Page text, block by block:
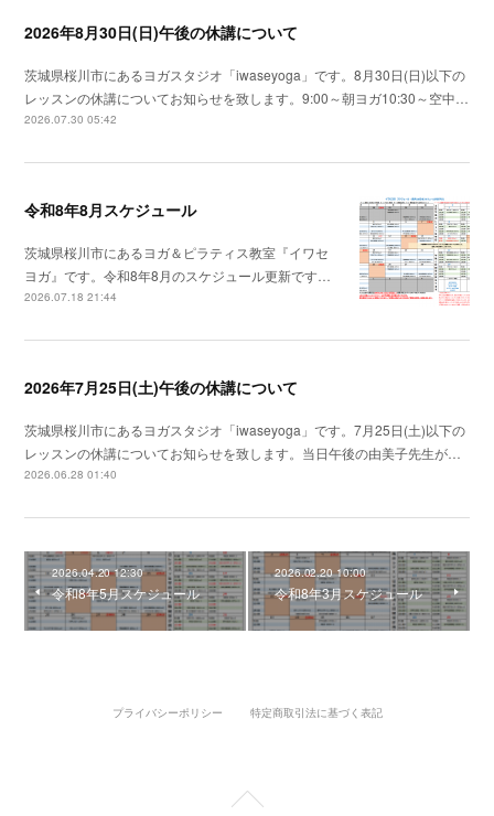
2026年8月30日(日)午後の休講について
茨城県桜川市にあるヨガスタジオ「iwaseyoga」です。8月30日(日)以下の
レッスンの休講についてお知らせを致します。9:00～朝ヨガ10:30～空中…
2026.07.30 05:42
令和8年8月スケジュール
茨城県桜川市にあるヨガ＆ピラティス教室『イワセ
ヨガ』です。令和8年8月のスケジュール更新です…
2026.07.18 21:44
2026年7月25日(土)午後の休講について
茨城県桜川市にあるヨガスタジオ「iwaseyoga」です。7月25日(土)以下の
レッスンの休講についてお知らせを致します。当日午後の由美子先生が…
2026.06.28 01:40
2026.04.20 12:30
令和8年5月スケジュール
2026.02.20 10:00
令和8年3月スケジュール
プライバシーポリシー 特定商取引法に基づく表記